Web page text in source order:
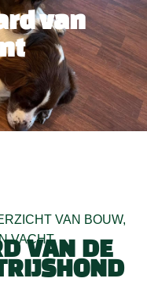
van
VAN BOUW,
VACHT
VAN DE